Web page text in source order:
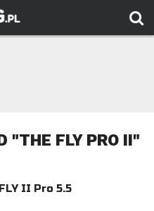
"THE FLY PRO II"
II Pro 5.5